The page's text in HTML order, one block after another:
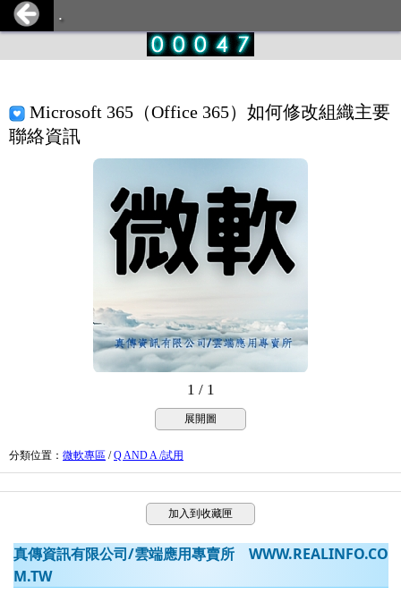
.
Microsoft 365（Office 365）如何修改組織主要
聯絡資訊
1 / 1
展開圖
分類位置 ： 微軟專區 /Q AND A /試用
加入到收藏匣
真傳資訊有限公司/雲端應用專賣所 WWW.REALINFO.CO
M.TW